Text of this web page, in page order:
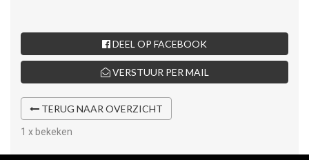
DEEL OP FACEBOOK
VERSTUUR PER MAIL
TERUG NAAR OVERZICHT
1 x bekeken